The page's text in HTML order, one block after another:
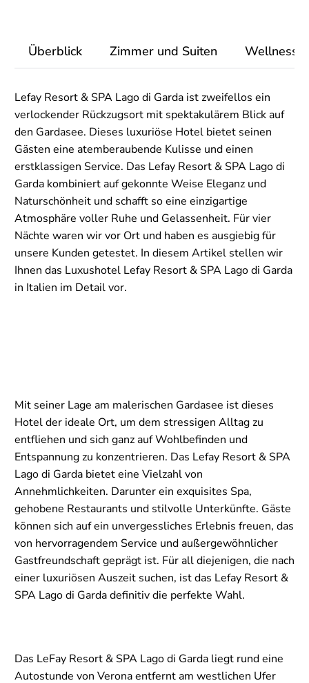
Überblick Zimmer und Suiten Wellness
Lefay Resort & SPA Lago di Garda ist zweifellos ein
verlockender Rückzugsort mit spektakulärem Blick auf
den Gardasee. Dieses luxuriöse Hotel bietet seinen
Gästen eine atemberaubende Kulisse und einen
erstklassigen Service. Das Lefay Resort & SPA Lago di
Garda kombiniert auf gekonnte Weise Eleganz und
Naturschönheit und schafft so eine einzigartige
Atmosphäre voller Ruhe und Gelassenheit. Für vier
Nächte waren wir vor Ort und haben es ausgiebig für
unsere Kunden getestet. In diesem Artikel stellen wir
Ihnen das Luxushotel Lefay Resort & SPA Lago di Garda
in Italien im Detail vor.
Mit seiner Lage am malerischen Gardasee ist dieses
Hotel der ideale Ort, um dem stressigen Alltag zu
entfliehen und sich ganz auf Wohlbefinden und
Entspannung zu konzentrieren. Das Lefay Resort & SPA
Lago di Garda bietet eine Vielzahl von
Annehmlichkeiten. Darunter ein exquisites Spa,
gehobene Restaurants und stilvolle Unterkünfte. Gäste
können sich auf ein unvergessliches Erlebnis freuen, das
von hervorragendem Service und außergewöhnlicher
Gastfreundschaft geprägt ist. Für all diejenigen, die nach
einer luxuriösen Auszeit suchen, ist das Lefay Resort &
SPA Lago di Garda definitiv die perfekte Wahl.
Das LeFay Resort & SPA Lago di Garda liegt rund eine
Autostunde von Verona entfernt am westlichen Ufer